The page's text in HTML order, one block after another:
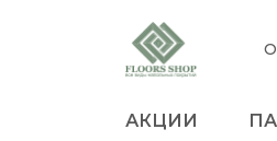
АКЦИИ